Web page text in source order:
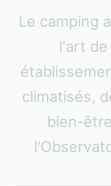
Le camping
l'art de
climatisés,
bien-